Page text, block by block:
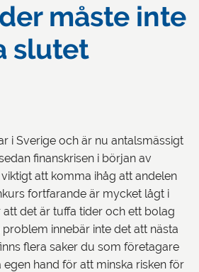
måste inte
slutet
i Sverige och är nu antalsmässigt
finanskrisen i början av
att komma ihåg att andelen
fortfarande är mycket lågt i
att det är tuffa tider och ett bolag
innebär inte det att nästa
flera saker du som företagare
egen hand för att minska risken för